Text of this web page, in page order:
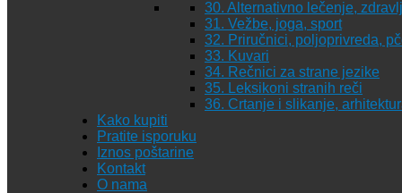
30. Alternativno lečenje,
31. Vežbe, joga, sport
32. Priručnici, poljoprivreda,
33. Kuvari
34. Rečnici za strane jezike
35. Leksikoni stranih reči
36. Crtanje i slikanje,
Kako kupiti
Pratite isporuku
Iznos poštarine
Kontakt
O nama